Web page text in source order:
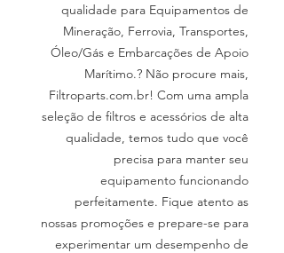
qualidade para Equipamentos de
Mineração, Ferrovia, Transportes,
Óleo/Gás e Embarcações de Apoio
Marítimo.? Não procure mais,
Filtroparts.com.br! Com uma ampla
seleção de filtros e acessórios de alta
qualidade, temos tudo que você
precisa para manter seu
equipamento funcionando
perfeitamente. Fique atento as
nossas promoções e prepare-se para
experimentar um desempenho de